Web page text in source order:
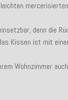
denn die
Kissen ist mit
Wohnzimmer